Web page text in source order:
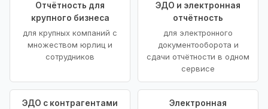
Отчётность для
крупного бизнеса
для крупных компаний с
множеством юрлиц и
сотрудников
ЭДО и электронная
отчётность
для электронного
документооборота и
сдачи отчётности в одном
сервисе
ЭДО с контрагентами
Электронная